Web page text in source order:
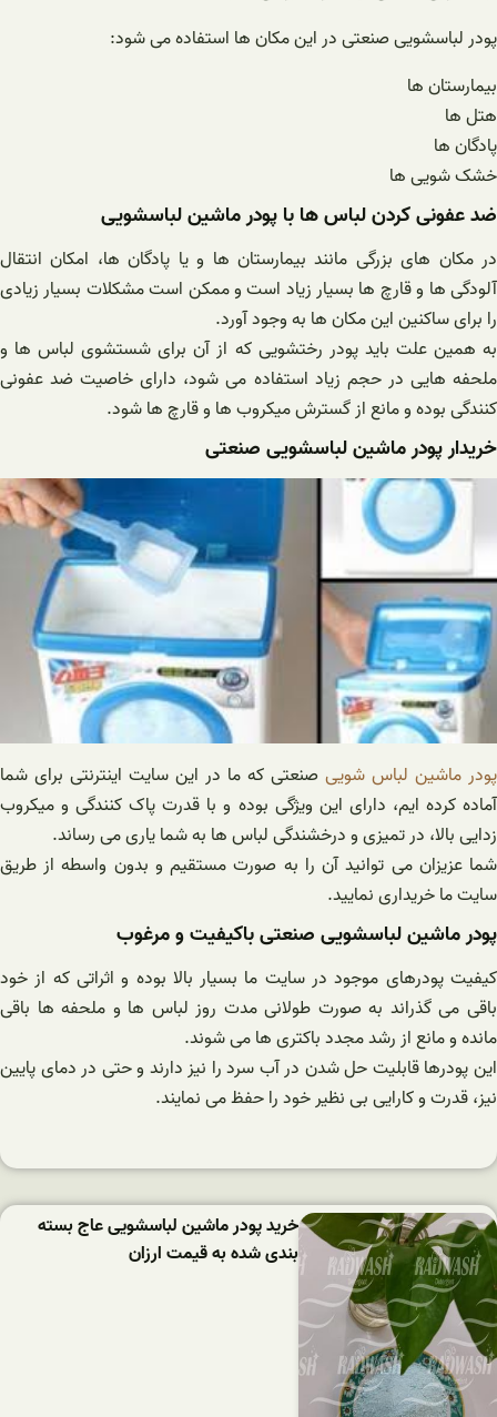
پودر لباسشویی صنعتی در این مکان ها استفاده می شود:
بیمارستان ها
هتل ها
پادگان ها
خشک شویی ها
ضد عفونی کردن لباس ها با پودر ماشین لباسشویی
در مکان های بزرگی مانند بیمارستان ها و یا پادگان ها، امکان انتقال
آلودگی ها و قارچ ها بسیار زیاد است و ممکن است مشکلات بسیار زیادی
را برای ساکنین این مکان ها به وجود آورد.
به همین علت باید پودر رختشویی که از آن برای شستشوی لباس ها و
ملحفه هایی در حجم زیاد استفاده می شود، دارای خاصیت ضد عفونی
کنندگی بوده و مانع از گسترش میکروب ها و قارچ ها شود.
خریدار پودر ماشین لباسشویی صنعتی
پودر ماشین لباس شویی صنعتی که ما در این سایت اینترنتی برای شما
آماده کرده ایم، دارای این ویژگی بوده و با قدرت پاک کنندگی و میکروب
زدایی بالا، در تمیزی و درخشندگی لباس ها به شما یاری می رساند.
شما عزیزان می توانید آن را به صورت مستقیم و بدون واسطه از طریق
سایت ما خریداری نمایید.
پودر ماشین لباسشویی صنعتی باکیفیت و مرغوب
کیفیت پودرهای موجود در سایت ما بسیار بالا بوده و اثراتی که از خود
باقی می گذراند به صورت طولانی مدت روز لباس ها و ملحفه ها باقی
مانده و مانع از رشد مجدد باکتری ها می شوند.
این پودرها قابلیت حل شدن در آب سرد را نیز دارند و حتی در دمای پایین
نیز، قدرت و کارایی بی نظیر خود را حفظ می نمایند.
خرید پودر ماشین لباسشویی عاج بسته
بندی شده به قیمت ارزان